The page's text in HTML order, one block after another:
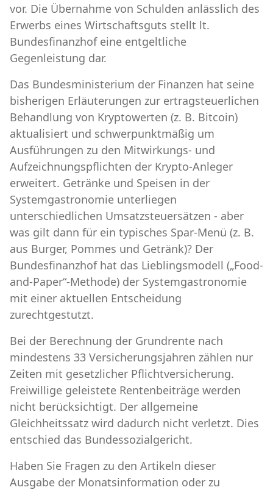
vor. Die Übernahme von Schulden anlässlich des
Erwerbs eines Wirtschaftsguts stellt lt.
Bundesfinanzhof eine entgeltliche
Gegenleistung dar.
Das Bundesministerium der Finanzen hat seine
bisherigen Erläuterungen zur ertragsteuerlichen
Behandlung von Kryptowerten (z. B. Bitcoin)
aktualisiert und schwerpunktmäßig um
Ausführungen zu den Mitwirkungs- und
Aufzeichnungspflichten der Krypto-Anleger
erweitert. Getränke und Speisen in der
Systemgastronomie unterliegen
unterschiedlichen Umsatzsteuersätzen - aber
was gilt dann für ein typisches Spar-Menü (z. B.
aus Burger, Pommes und Getränk)? Der
Bundesfinanzhof hat das Lieblingsmodell („Food-
and-Paper“-Methode) der Systemgastronomie
mit einer aktuellen Entscheidung
zurechtgestutzt.
Bei der Berechnung der Grundrente nach
mindestens 33 Versicherungsjahren zählen nur
Zeiten mit gesetzlicher Pflichtversicherung.
Freiwillige geleistete Rentenbeiträge werden
nicht berücksichtigt. Der allgemeine
Gleichheitssatz wird dadurch nicht verletzt. Dies
entschied das Bundessozialgericht.
Haben Sie Fragen zu den Artikeln dieser
Ausgabe der Monatsinformation oder zu